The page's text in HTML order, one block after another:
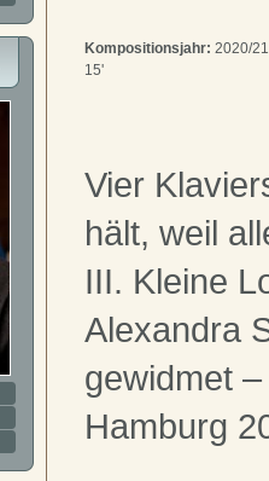
Kompositionsjahr: 2020/
15'
Vier
hält, weil
III. Kleine
Alexandra
gewidmet
Hamburg